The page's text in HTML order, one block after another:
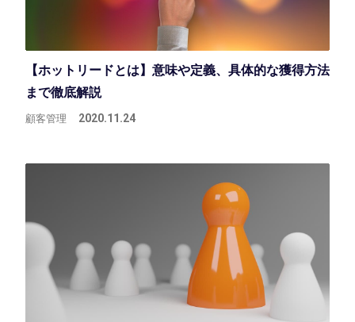
【ホットリードとは】意味や定義、具体的な獲得方法
まで徹底解説
顧客管理 2020.11.24